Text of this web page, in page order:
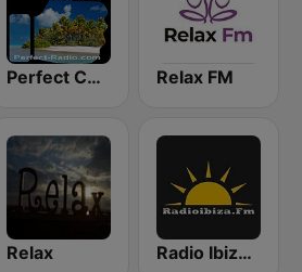
Perfect Chillout Relax FM
Relax Radio Ibiza FM